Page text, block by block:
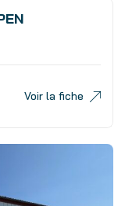
Voir la fiche